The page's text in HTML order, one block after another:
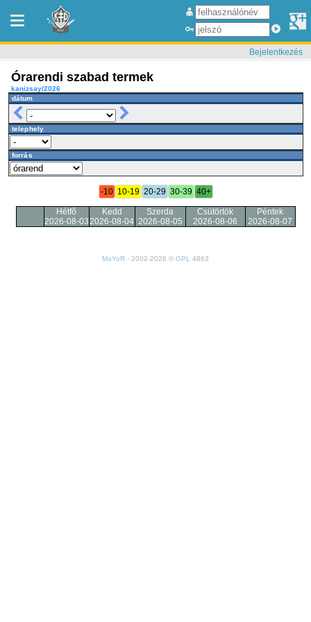
Bejelentkezés
Órarendi szabad termek
kanizsay/2026
dátum
telephely
forrás
-10 10-19 20-29 30-39 40+
Hétfő
2026-08-03
Kedd
2026-08-04
Szerda
2026-08-05
Csütörtök
2026-08-06
Péntek
2026-08-07
MaYoR - 2002-2026 © GPL 4863